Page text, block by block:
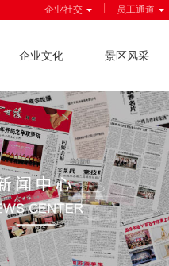
企业社交 员工通道
企业文化 景区风采